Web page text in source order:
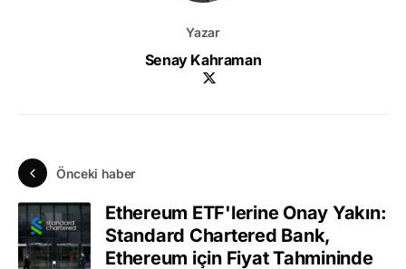
Yazar
Senay Kahraman
Önceki haber
Ethereum ETF'lerine Onay Yakın:
Standard Chartered Bank,
Ethereum için Fiyat Tahmininde